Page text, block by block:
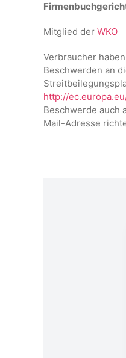
Mitglied der WKO
Verbraucher
Beschwerden an
http://
Beschwerde auch
Mail-Adresse